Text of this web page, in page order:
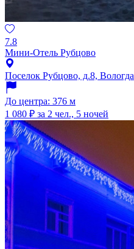
7.8
Мини-Отель Рубцово
Поселок Рубцово, д.8, Вологда
До центра: 376 м
1 080 ₽ за 2 чел., 5 ночей